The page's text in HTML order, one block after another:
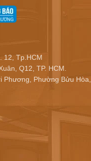
12, Tp.HCM
Q12, TP. HCM.
Phương, Phường Bửu Hòa,